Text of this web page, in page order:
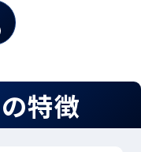
の特徴